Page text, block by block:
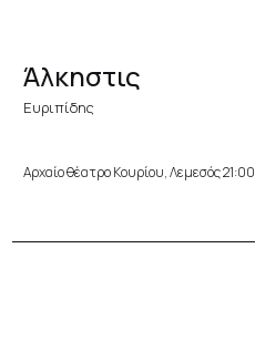
Άλκηστις
Ευριπίδης
Αρχαίο θέατρο Κουρίου, Λεμεσός 21:00